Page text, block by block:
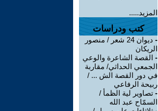
المزيد.....
كتب ودراسات
-
ديوان 24 شعر / منصور
الريكان
- القصة الشاعرة والوعي
الجمعي الحداثي/ مقاربة
في دور القصة الش ... /
ربيحة الرفاعي
- تصاوير لية الظمأ /
السمّاح عبد الله